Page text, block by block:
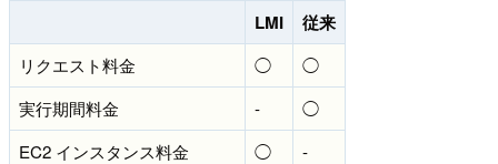
LMI 従来
リクエスト料金 ◯
◯
実行期間料金
-
◯
EC2 インスタンス料金
◯
-